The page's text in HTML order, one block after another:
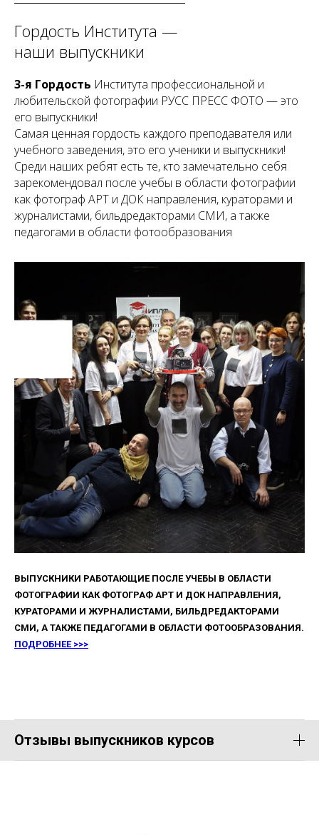
Гордость Института —
наши выпускники
3-я Гордость Института профессиональной и
любительской фотографии РУСС ПРЕСС ФОТО — это
его выпускники!
Самая ценная гордость каждого преподавателя или
учебного заведения, это его ученики и выпускники!
Среди наших ребят есть те, кто замечательно себя
зарекомендовал после учебы в области фотографии
как фотограф АРТ и ДОК направления, кураторами и
журналистами, бильдредакторами СМИ, а также
педагогами в области фотообразования
ВЫПУСКНИКИ РАБОТАЮЩИЕ ПОСЛЕ УЧЕБЫ В ОБЛАСТИ
ФОТОГРАФИИ КАК ФОТОГРАФ АРТ И ДОК НАПРАВЛЕНИЯ,
КУРАТОРАМИ И ЖУРНАЛИСТАМИ, БИЛЬДРЕДАКТОРАМИ
СМИ, А ТАКЖЕ ПЕДАГОГАМИ В ОБЛАСТИ ФОТООБРАЗОВАНИЯ.
ПОДРОБНЕЕ >>>
Отзывы выпускников курсов